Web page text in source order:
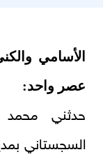
الأسامي
عصر واحد:
حدثني
السجستاني